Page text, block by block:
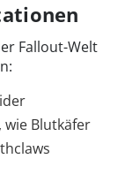
Fallout-Welt
Blutkäfer